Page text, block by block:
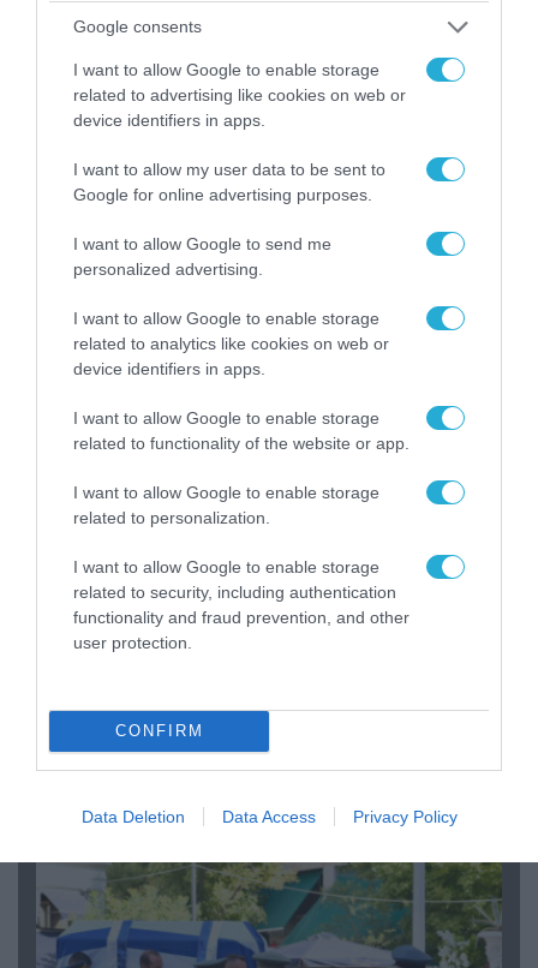
Google consents
I want to allow Google to enable storage
related to advertising like cookies on web or
device identifiers in apps.
I want to allow my user data to be sent to
Google for online advertising purposes.
I want to allow Google to send me
personalized advertising.
I want to allow Google to enable storage
related to analytics like cookies on web or
device identifiers in apps.
I want to allow Google to enable storage
related to functionality of the website or app.
I want to allow Google to enable storage
related to personalization.
I want to allow Google to enable storage
related to security, including authentication
functionality and fraud prevention, and other
user protection.
CONFIRM
Data Deletion Data Access Privacy Policy
«Επιχείρηση ελεύθερα πεζοδρόμια» στην
Αθήνα: Απομακρύνθηκαν παράνομα
αντικείμενα από κοινόχρηστους χώρους
06.08.2026 | 09:03
«Οι εντελώς αθώοι»: Η ανάρτηση του Αρκά για
τα ζώα που χάθηκαν στις πυρκαγιές της